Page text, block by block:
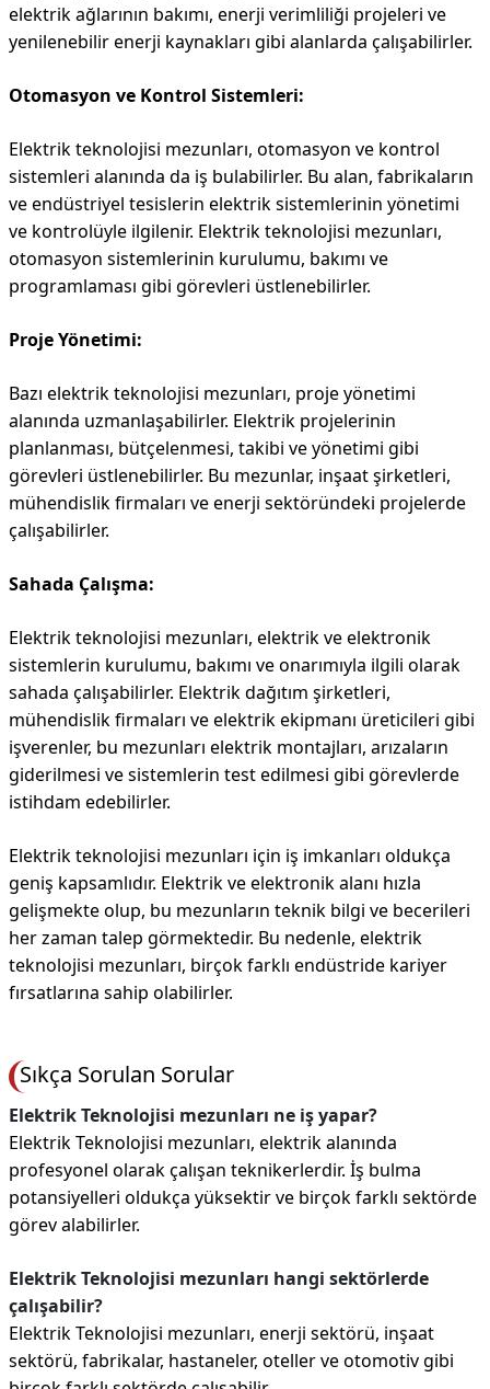
elektrik ağlarının bakımı, enerji verimliliği projeleri ve
yenilenebilir enerji kaynakları gibi alanlarda çalışabilirler.
Otomasyon ve Kontrol Sistemleri:
Elektrik teknolojisi mezunları, otomasyon ve kontrol
sistemleri alanında da iş bulabilirler. Bu alan, fabrikaların
ve endüstriyel tesislerin elektrik sistemlerinin yönetimi
ve kontrolüyle ilgilenir. Elektrik teknolojisi mezunları,
otomasyon sistemlerinin kurulumu, bakımı ve
programlaması gibi görevleri üstlenebilirler.
Proje Yönetimi:
Bazı elektrik teknolojisi mezunları, proje yönetimi
alanında uzmanlaşabilirler. Elektrik projelerinin
planlanması, bütçelenmesi, takibi ve yönetimi gibi
görevleri üstlenebilirler. Bu mezunlar, inşaat şirketleri,
mühendislik firmaları ve enerji sektöründeki projelerde
çalışabilirler.
Sahada Çalışma:
Elektrik teknolojisi mezunları, elektrik ve elektronik
sistemlerin kurulumu, bakımı ve onarımıyla ilgili olarak
sahada çalışabilirler. Elektrik dağıtım şirketleri,
mühendislik firmaları ve elektrik ekipmanı üreticileri gibi
işverenler, bu mezunları elektrik montajları, arızaların
giderilmesi ve sistemlerin test edilmesi gibi görevlerde
istihdam edebilirler.
Elektrik teknolojisi mezunları için iş imkanları oldukça
geniş kapsamlıdır. Elektrik ve elektronik alanı hızla
gelişmekte olup, bu mezunların teknik bilgi ve becerileri
her zaman talep görmektedir. Bu nedenle, elektrik
teknolojisi mezunları, birçok farklı endüstride kariyer
fırsatlarına sahip olabilirler.
Sıkça Sorulan Sorular
Elektrik Teknolojisi mezunları ne iş yapar?
Elektrik Teknolojisi mezunları, elektrik alanında
profesyonel olarak çalışan teknikerlerdir. İş bulma
potansiyelleri oldukça yüksektir ve birçok farklı sektörde
görev alabilirler.
Elektrik Teknolojisi mezunları hangi sektörlerde
çalışabilir?
Elektrik Teknolojisi mezunları, enerji sektörü, inşaat
sektörü, fabrikalar, hastaneler, oteller ve otomotiv gibi